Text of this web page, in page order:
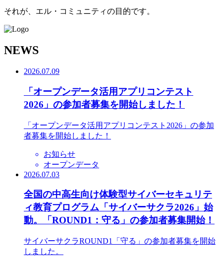
それが、エル・コミュニティの目的です。
NEWS
2026.07.09
「オープンデータ活用アプリコンテスト
2026」の参加者募集を開始しました！
「オープンデータ活用アプリコンテスト2026」の参加
者募集を開始しました！
お知らせ
オープンデータ
2026.07.03
全国の中高生向け体験型サイバーセキュリテ
ィ教育プログラム「サイバーサクラ2026」始
動。「ROUND1：守る」の参加者募集開始！
サイバーサクラROUND1「守る」の参加者募集を開始
しました。